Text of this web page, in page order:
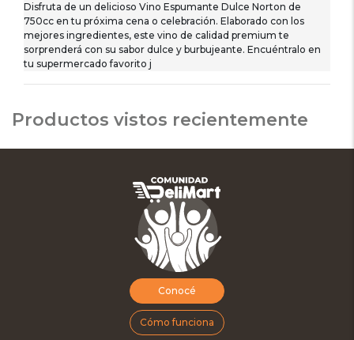
Disfruta de un delicioso Vino Espumante Dulce Norton de
750cc en tu próxima cena o celebración. Elaborado con los
mejores ingredientes, este vino de calidad premium te
sorprenderá con su sabor dulce y burbujeante. Encuéntralo en
tu supermercado favorito j
Productos vistos recientemente
Conocé
Cómo funciona